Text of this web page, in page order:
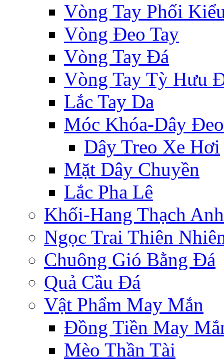
Vòng Tay Phối
Vòng Đeo Tay
Vòng Tay Đá
Vòng Tay Tỳ Hưu
Lắc Tay Da
Móc Khóa-Dây Đeo
Dây Treo Xe Hơi
Mặt Dây Chuyền
Lắc Pha Lê
Khối-Hang Thạch Anh
Ngọc Trai Thiên
Chuông Gió Bằng Đá
Quả Cầu Đá
Vật Phẩm May Mắn
Đồng Tiền May
Mèo Thần Tài